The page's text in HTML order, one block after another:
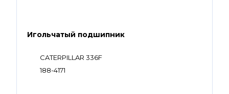
Игольчатый подшипник
CATERPILLAR 336F
188-4171